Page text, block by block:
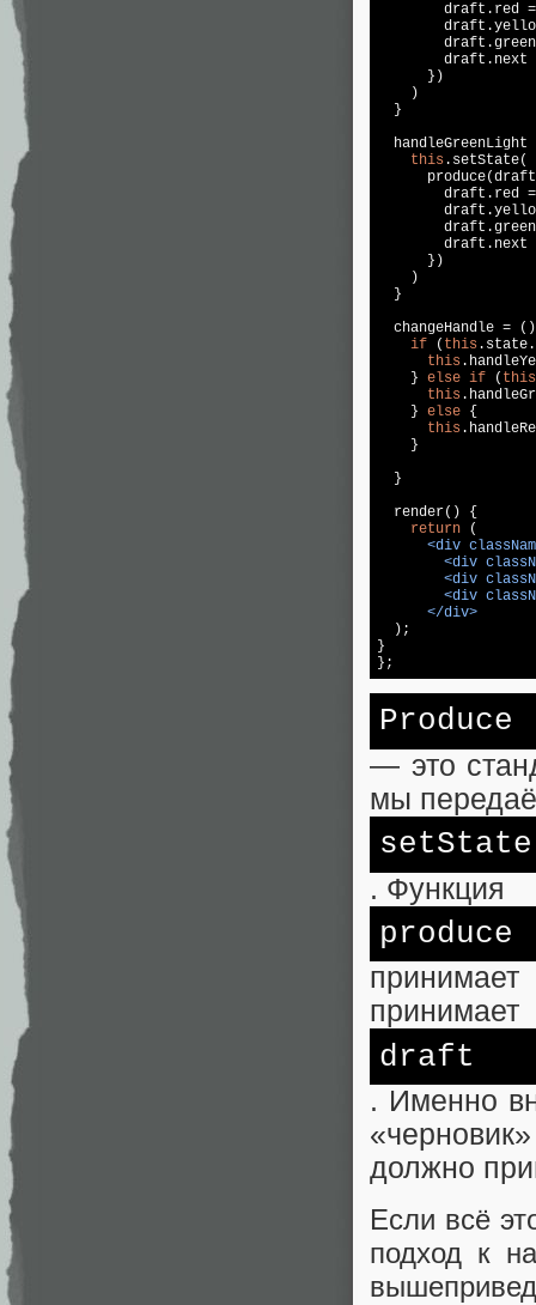
draft.red
draft.next
})
)
}
this .setState(
produce(draft
draft.red
draft.next
})
)
}
changeHandle =
if ( this
this
} else if ( this
this
} else {
this
}
}
render() {
return (
<div
<div
<div
<div
</div>
);
}
};
Produce
— это
мы
set
. Функция
produce
принимает
draft
. Именно
должно
Если всё
подход к